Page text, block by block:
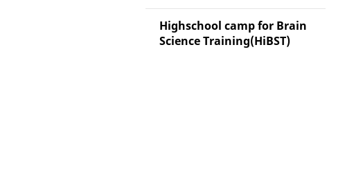
Highschool camp for Brain
Science Training(HiBST)